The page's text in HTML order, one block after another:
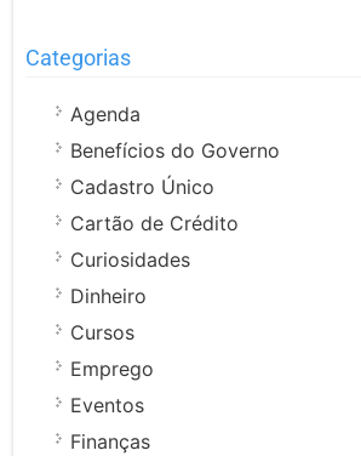
Categorias
Agenda
Benefícios do Governo
Cadastro Único
Cartão de Crédito
Curiosidades
Dinheiro
Cursos
Emprego
Eventos
Finanças